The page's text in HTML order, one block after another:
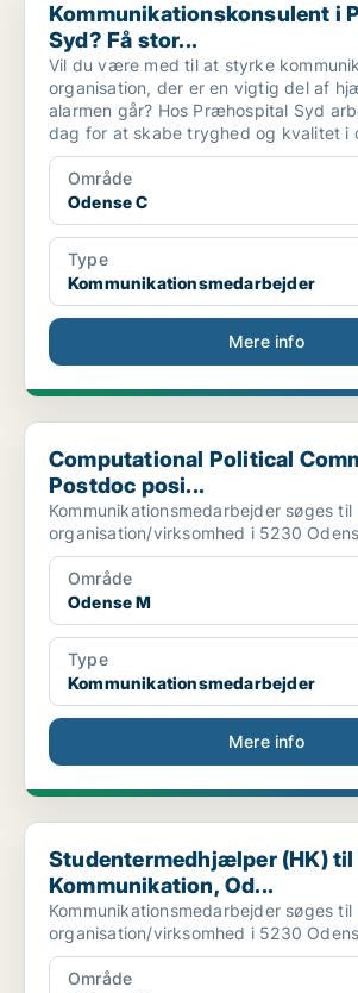
Kommunikationskonsulent i
Syd? Få stor...
Vil du være med til at styrke
organisation, der er en vigtig del af
alarmen går? Hos Præhospital Syd
dag for at skabe tryghed og kvalitet i
Område
Odense C
Type
Kommunikationsmedarbejder
Mere info
Computational Political Communication
Computational Political
Postdoc posi...
Kommunikationsmedarbejder søges til
organisation/virksomhed i 5230
Område
Odense M
Type
Kommunikationsmedarbejder
Mere info
Studentermedhjælper (HK) til TEK
Studentermedhjælper (HK) til
Kommunikation, Od...
Kommunikationsmedarbejder søges til
organisation/virksomhed i 5230
Område